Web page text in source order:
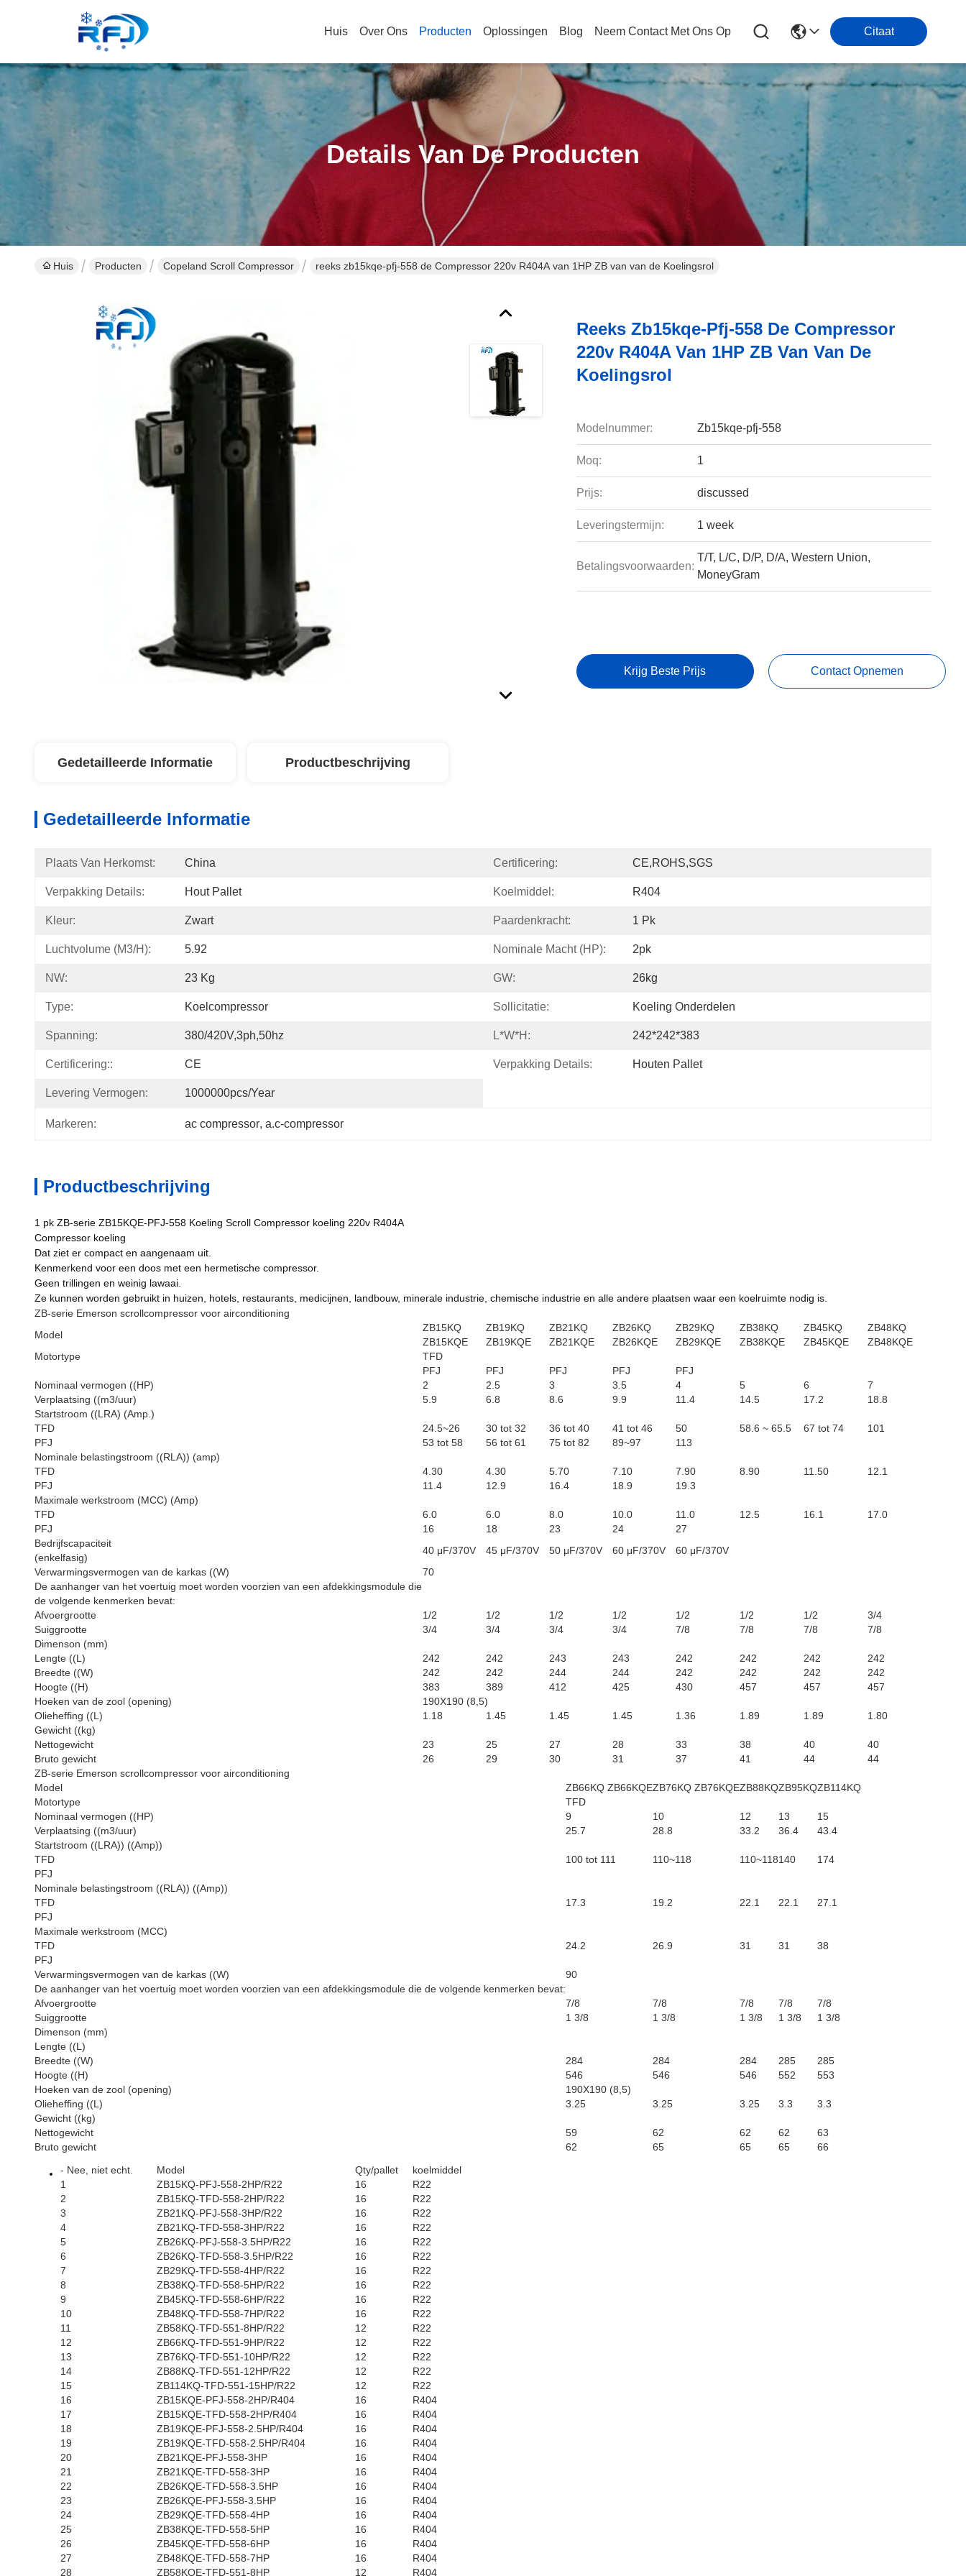
Huis Over Ons Producten Oplossingen Blog Neem Contact Met Ons Op Citaat
Details Van De Producten
Huis Producten Copeland Scroll Compressor reeks zb15kqe-pfj-558 de Compressor 220v R404A van 1HP ZB van van de Koelingsrol
Reeks Zb15kqe-Pfj-558 De Compressor
220v R404A Van 1HP ZB Van Van De
Koelingsrol
Modelnummer: Zb15kqe-pfj-558
Moq: 1
Prijs: discussed
Leveringstermijn: 1 week
Betalingsvoorwaarden:
T/T, L/C, D/P, D/A, Western Union,
MoneyGram
Krijg Beste Prijs Contact Opnemen
Gedetailleerde Informatie Productbeschrijving
Gedetailleerde Informatie
Plaats Van Herkomst: China Certificering: CE,ROHS,SGS
Verpakking Details: Hout Pallet Koelmiddel: R404
Kleur: Zwart Paardenkracht: 1 Pk
Luchtvolume (m3/h): 5.92 Nominale Macht (HP): 2pk
NW: 23 Kg GW: 26kg
Type: Koelcompressor Sollicitatie: Koeling Onderdelen
Spanning: 380/420V,3ph,50hz L*w*h: 242*242*383
Certificering:: CE Verpakking Details: Houten Pallet
Levering Vermogen: 1000000pcs/year
Markeren: ac compressor, a.c-compressor
Productbeschrijving
1 pk ZB-serie ZB15KQE-PFJ-558 Koeling Scroll Compressor koeling 220v R404A
Compressor koeling
Dat ziet er compact en aangenaam uit.
Kenmerkend voor een doos met een hermetische compressor.
Geen trillingen en weinig lawaai.
Ze kunnen worden gebruikt in huizen, hotels, restaurants, medicijnen, landbouw, minerale industrie, chemische industrie en alle andere plaatsen waar een koelruimte nodig is.
ZB-serie Emerson scrollcompressor voor airconditioning
Model
ZB15KQ
ZB15KQE
ZB19KQ
ZB19KQE
ZB21KQ
ZB21KQE
ZB26KQ
ZB26KQE
ZB29KQ
ZB29KQE
ZB38KQ
ZB38KQE
ZB45KQ
ZB45KQE
ZB48KQ
ZB48KQE
Motortype
TFD
PFJ
PFJ PFJ PFJ
PFJ
Nominaal vermogen ((HP)
2 2.5 3 3.5 4 5 6
7
Verplaatsing ((m3/uur)
5.9 6.8 8.6 9.9 11.4 14.5 17.2
18.8
Startstroom ((LRA) (Amp.)
TFD
24.5~26 30 tot 32 36 tot 40 41 tot 46 50 58.6 ~ 65.5 67 tot 74
101
PFJ
53 tot 58 56 tot 61 75 tot 82 89~97
113
Nominale belastingstroom ((RLA)) (amp)
TFD
4.30 4.30 5.70 7.10 7.90 8.90 11.50
12.1
PFJ
11.4 12.9 16.4 18.9
19.3
Maximale werkstroom (MCC) (Amp)
TFD
6.0 6.0 8.0 10.0 11.0 12.5 16.1
17.0
PFJ
16 18 23 24
27
Bedrijfscapaciteit
(enkelfasig)
40 μF/370V 45 μF/370V 50 μF/370V 60 μF/370V
60 μF/370V
Verwarmingsvermogen van de karkas ((W)
70
De aanhanger van het voertuig moet worden voorzien van een afdekkingsmodule die
de volgende kenmerken bevat:
Afvoergrootte
1/2 1/2 1/2 1/2 1/2 1/2 1/2
3/4
Suiggrootte
3/4 3/4 3/4 3/4 7/8 7/8 7/8
7/8
Dimenson (mm)
Lengte ((L)
242 242 243 243 242 242 242
242
Breedte ((W)
242 242 244 244 242 242 242
242
Hoogte ((H)
383 389 412 425 430 457 457
457
Hoeken van de zool (opening)
190X190 (8,5)
Olieheffing ((L)
1.18 1.45 1.45 1.45 1.36 1.89 1.89
1.80
Gewicht ((kg)
Nettogewicht
23 25 27 28 33 38 40
40
Bruto gewicht
26 29 30 31 37 41 44
44
ZB-serie Emerson scrollcompressor voor airconditioning
Model
ZB66KQ ZB66KQEZB76KQ ZB76KQEZB88KQZB95KQZB114KQ
Motortype
TFD
Nominaal vermogen ((HP)
9 10 12 13
15
Verplaatsing ((m3/uur)
25.7 28.8 33.2 36.4
43.4
Startstroom ((LRA)) ((Amp))
TFD
100 tot 111 110~118 110~118140
174
PFJ
Nominale belastingstroom ((RLA)) ((Amp))
TFD
17.3 19.2 22.1 22.1
27.1
PFJ
Maximale werkstroom (MCC)
TFD
24.2 26.9 31 31
38
PFJ
Verwarmingsvermogen van de karkas ((W)
90
De aanhanger van het voertuig moet worden voorzien van een afdekkingsmodule die de volgende kenmerken bevat:
Afvoergrootte
7/8 7/8 7/8 7/8
7/8
Suiggrootte
1 3/8 1 3/8 1 3/8 1 3/8
1 3/8
Dimenson (mm)
Lengte ((L)
Breedte ((W)
284 284 284 285
285
Hoogte ((H)
546 546 546 552
553
Hoeken van de zool (opening)
190X190 (8,5)
Olieheffing ((L)
3.25 3.25 3.25 3.3
3.3
Gewicht ((kg)
Nettogewicht
59 62 62 62
63
Bruto gewicht
62 65 65 65
66
- Nee, niet echt.
Model Qty/pallet
koelmiddel
1
ZB15KQ-PFJ-558-2HP/R22 16
R22
2
ZB15KQ-TFD-558-2HP/R22 16
R22
3
ZB21KQ-PFJ-558-3HP/R22 16
R22
4
ZB21KQ-TFD-558-3HP/R22 16
R22
5
ZB26KQ-PFJ-558-3.5HP/R22 16
R22
6
ZB26KQ-TFD-558-3.5HP/R22 16
R22
7
ZB29KQ-TFD-558-4HP/R22 16
R22
8
ZB38KQ-TFD-558-5HP/R22 16
R22
9
ZB45KQ-TFD-558-6HP/R22 16
R22
10
ZB48KQ-TFD-558-7HP/R22 16
R22
11
ZB58KQ-TFD-551-8HP/R22 12
R22
12
ZB66KQ-TFD-551-9HP/R22 12
R22
13
ZB76KQ-TFD-551-10HP/R22 12
R22
14
ZB88KQ-TFD-551-12HP/R22 12
R22
15
ZB114KQ-TFD-551-15HP/R22 12
R22
16
ZB15KQE-PFJ-558-2HP/R404 16
R404
17
ZB15KQE-TFD-558-2HP/R404 16
R404
18
ZB19KQE-PFJ-558-2.5HP/R404 16
R404
19
ZB19KQE-TFD-558-2.5HP/R404 16
R404
20
ZB21KQE-PFJ-558-3HP 16
R404
21
ZB21KQE-TFD-558-3HP 16
R404
22
ZB26KQE-TFD-558-3.5HP 16
R404
23
ZB26KQE-PFJ-558-3.5HP 16
R404
24
ZB29KQE-TFD-558-4HP 16
R404
25
ZB38KQE-TFD-558-5HP 16
R404
26
ZB45KQE-TFD-558-6HP 16
R404
27
ZB48KQE-TFD-558-7HP 16
R404
28
ZB58KQE-TFD-551-8HP 12 R404